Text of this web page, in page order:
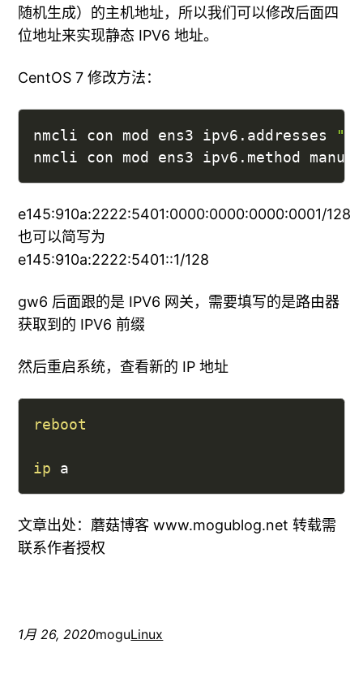
随机生成）的主机地址，所以我们可以修改后面四
位地址来实现静态 IPV6 地址。
CentOS 7 修改方法：
nmcli con mod ens3 ipv6.addresses
nmcli con mod ens3 ipv6.method manual
e145:910a:2222:5401:0000:0000:0000:0001/128
也可以简写为
e145:910a:2222:5401::1/128
gw6 后面跟的是 IPV6 网关，需要填写的是路由器
获取到的 IPV6 前缀
然后重启系统，查看新的 IP 地址
reboot
ip a
文章出处：蘑菇博客 www.mogublog.net 转载需
联系作者授权
1月 26, 2020moguLinux